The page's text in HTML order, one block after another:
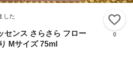
した
センス さらさら フロー
Mサイズ 75ml
0